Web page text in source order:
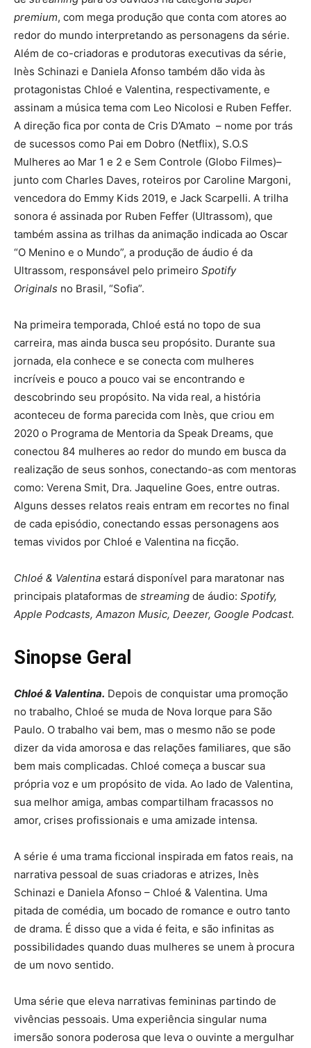
premium, com mega produção que conta com atores ao
redor do mundo interpretando as personagens da série.
Além de co-criadoras e produtoras executivas da série,
Inès Schinazi e Daniela Afonso também dão vida às
protagonistas Chloé e Valentina, respectivamente, e
assinam a música tema com Leo Nicolosi e Ruben Feffer.
A direção fica por conta de Cris D’Amato – nome por trás
de sucessos como Pai em Dobro (Netflix), S.O.S
Mulheres ao Mar 1 e 2 e Sem Controle (Globo Filmes)–
junto com Charles Daves, roteiros por Caroline Margoni,
vencedora do Emmy Kids 2019, e Jack Scarpelli. A trilha
sonora é assinada por Ruben Feffer (Ultrassom), que
também assina as trilhas da animação indicada ao Oscar
“O Menino e o Mundo”, a produção de áudio é da
Ultrassom, responsável pelo primeiro Spotify
Originals no Brasil, “Sofia”.
Na primeira temporada, Chloé está no topo de sua
carreira, mas ainda busca seu propósito. Durante sua
jornada, ela conhece e se conecta com mulheres
incríveis e pouco a pouco vai se encontrando e
descobrindo seu propósito. Na vida real, a história
aconteceu de forma parecida com Inès, que criou em
2020 o Programa de Mentoria da Speak Dreams, que
conectou 84 mulheres ao redor do mundo em busca da
realização de seus sonhos, conectando-as com mentoras
como: Verena Smit, Dra. Jaqueline Goes, entre outras.
Alguns desses relatos reais entram em recortes no final
de cada episódio, conectando essas personagens aos
temas vividos por Chloé e Valentina na ficção.
Chloé & Valentina estará disponível para maratonar nas
principais plataformas de streaming de áudio: Spotify,
Apple Podcasts, Amazon Music, Deezer, Google Podcast.
Sinopse Geral
Chloé & Valentina. Depois de conquistar uma promoção
no trabalho, Chloé se muda de Nova Iorque para São
Paulo. O trabalho vai bem, mas o mesmo não se pode
dizer da vida amorosa e das relações familiares, que são
bem mais complicadas. Chloé começa a buscar sua
própria voz e um propósito de vida. Ao lado de Valentina,
sua melhor amiga, ambas compartilham fracassos no
amor, crises profissionais e uma amizade intensa.
A série é uma trama ficcional inspirada em fatos reais, na
narrativa pessoal de suas criadoras e atrizes, Inès
Schinazi e Daniela Afonso – Chloé & Valentina. Uma
pitada de comédia, um bocado de romance e outro tanto
de drama. É disso que a vida é feita, e são infinitas as
possibilidades quando duas mulheres se unem à procura
de um novo sentido.
Uma série que eleva narrativas femininas partindo de
vivências pessoais. Uma experiência singular numa
imersão sonora poderosa que leva o ouvinte a mergulhar